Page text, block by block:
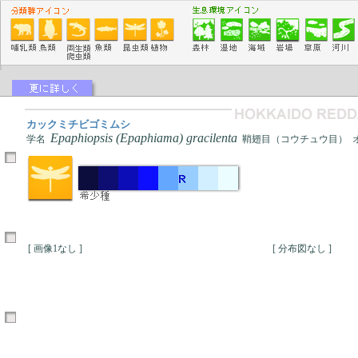
カックミチビゴミムシ
学名 Epaphiopsis (Epaphiama) gracilenta 鞘翅目（コウチュウ目）
[ 画像1なし ] [ 分布図なし ]